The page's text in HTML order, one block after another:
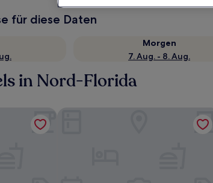
für diese Daten
Morgen
7. Aug. - 8. Aug.
in Nord-Florida
Gainesville, FL